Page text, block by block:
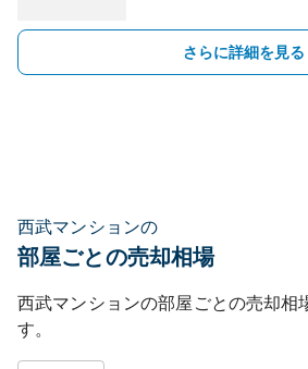
さらに詳細を見る
西武マンションの
部屋ごとの売却相場
西武マンションの部屋ごとの売却相
す。